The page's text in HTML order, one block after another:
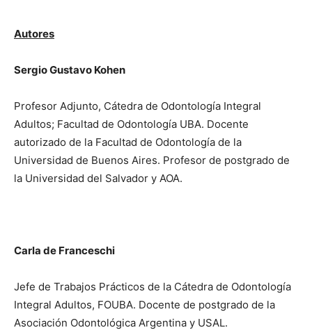
Autores
Sergio Gustavo Kohen
Profesor Adjunto, Cátedra de Odontología Integral
Adultos; Facultad de Odontología UBA. Docente
autorizado de la Facultad de Odontología de la
Universidad de Buenos Aires. Profesor de postgrado de
la Universidad del Salvador y AOA.
Carla de Franceschi
Jefe de Trabajos Prácticos de la Cátedra de Odontología
Integral Adultos, FOUBA. Docente de postgrado de la
Asociación Odontológica Argentina y USAL.